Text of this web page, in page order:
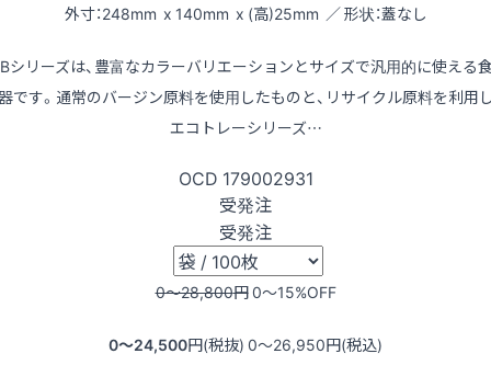
外寸：248mm x 140mm x (高)25mm ／ 形状：蓋なし
シリーズは、豊富なカラーバリエーションとサイズで汎用的に使える
です。通常のバージン原料を使用したものと、リサイクル原料を利用
エコトレーシリーズ…
OCD 179002931
受発注
受発注
0〜28,800円0〜15%OFF
0〜24,500円(税抜) 0〜26,950円(税込)